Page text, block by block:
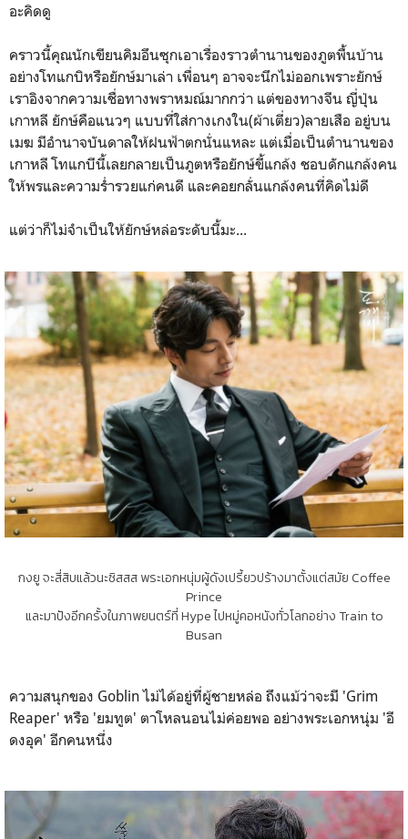
อะคิดดู
คราวนี้คุณนักเขียนคิมอึนซุกเอาเรื่องราวตำนานของภูตพื้นบ้าน
อย่างโทแกบิหรือยักษ์มาเล่า เพื่อนๆ อาจจะนึกไม่ออกเพราะยักษ์
เราอิงจากความเชื่อทางพราหมณ์มากกว่า แต่ของทางจีน ญี่ปุ่น
เกาหลี ยักษ์คือแนวๆ แบบที่ใส่กางเกงใน(ผ้าเตี่ยว)ลายเสือ อยู่บน
เมฆ มีอำนาจบันดาลให้ฝนฟ้าตกนั่นแหละ แต่เมื่อเป็นตำนานของ
เกาหลี โทแกบีนี้เลยกลายเป็นภูตหรือยักษ์ขี้แกล้ง ชอบดักแกล้งคน
ให้พรและความร่ำรวยแก่คนดี และคอยกลั่นแกล้งคนที่คิดไม่ดี
แต่ว่าก็ไม่จำเป็นให้ยักษ์หล่อระดับนี้มะ...
กงยู จะสี่สิบแล้วนะซิสสส พระเอกหนุ่มผู้ดังเปรี้ยวปร้างมาตั้งแต่สมัย Coffee
Prince
และมาปังอีกครั้งในภาพยนตร์ที่ Hype ไปหมู่คอหนังทั่วโลกอย่าง Train to
Busan
ความสนุกของ Goblin ไม่ได้อยู่ที่ผู้ชายหล่อ ถึงแม้ว่าจะมี 'Grim
Reaper' หรือ 'ยมทูต' ตาโหลนอนไม่ค่อยพอ อย่างพระเอกหนุ่ม 'อี
ดงอุค' อีกคนหนึ่ง